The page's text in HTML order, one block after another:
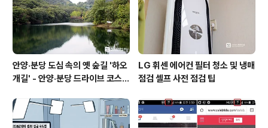
안양·분당 도심 속의 옛 숲길 '하오
개길' - 안양·분당 드라이브 코스
LG 휘센 에어컨 필터 청소 및 냉매
점검 셀프 사전 점검 팁